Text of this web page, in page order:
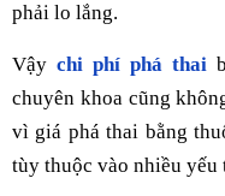
phải lo lắng.
Vậy chi phí phá thai
chuyên khoa cũng
vì giá phá thai bằng
tùy thuộc vào nhiều yếu